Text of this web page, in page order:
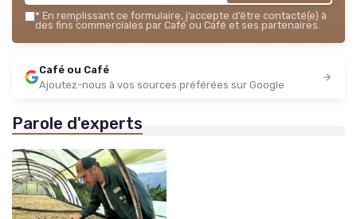
* En remplissant ce formulaire, j’accepte d’être contacté(e) à
des fins commerciales par Café ou Café et ses partenaires.
Café ou Café
Ajoutez-nous à vos sources préférées sur Google
Parole d'experts